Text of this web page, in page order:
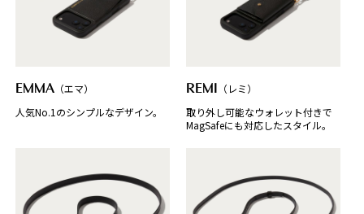
EMMA（エマ）
人気No.1のシンプルなデザイン。
REMI （レミ）
取り外し可能なウォレット付きで
MagSafeにも対応したスタイル。